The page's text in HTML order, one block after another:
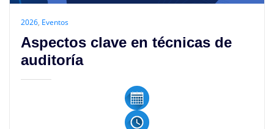
2026, Eventos
Aspectos clave en técnicas de
auditoría